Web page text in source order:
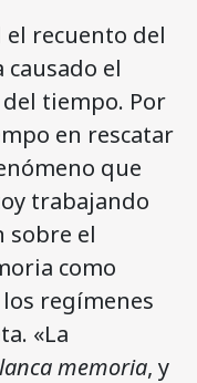
recuento del
el
tiempo. Por
en rescatar
que
trabajando
sobre el
como
regímenes
«La
memoria, y